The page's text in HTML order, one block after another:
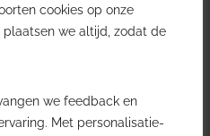
cookies op onze
we altijd, zodat de
we feedback en
Met personalisatie-
sector in uw inbox.